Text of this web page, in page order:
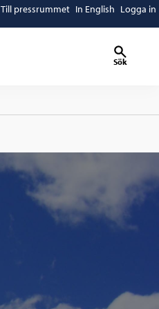
Till pressrummet In English Logga in
Sök